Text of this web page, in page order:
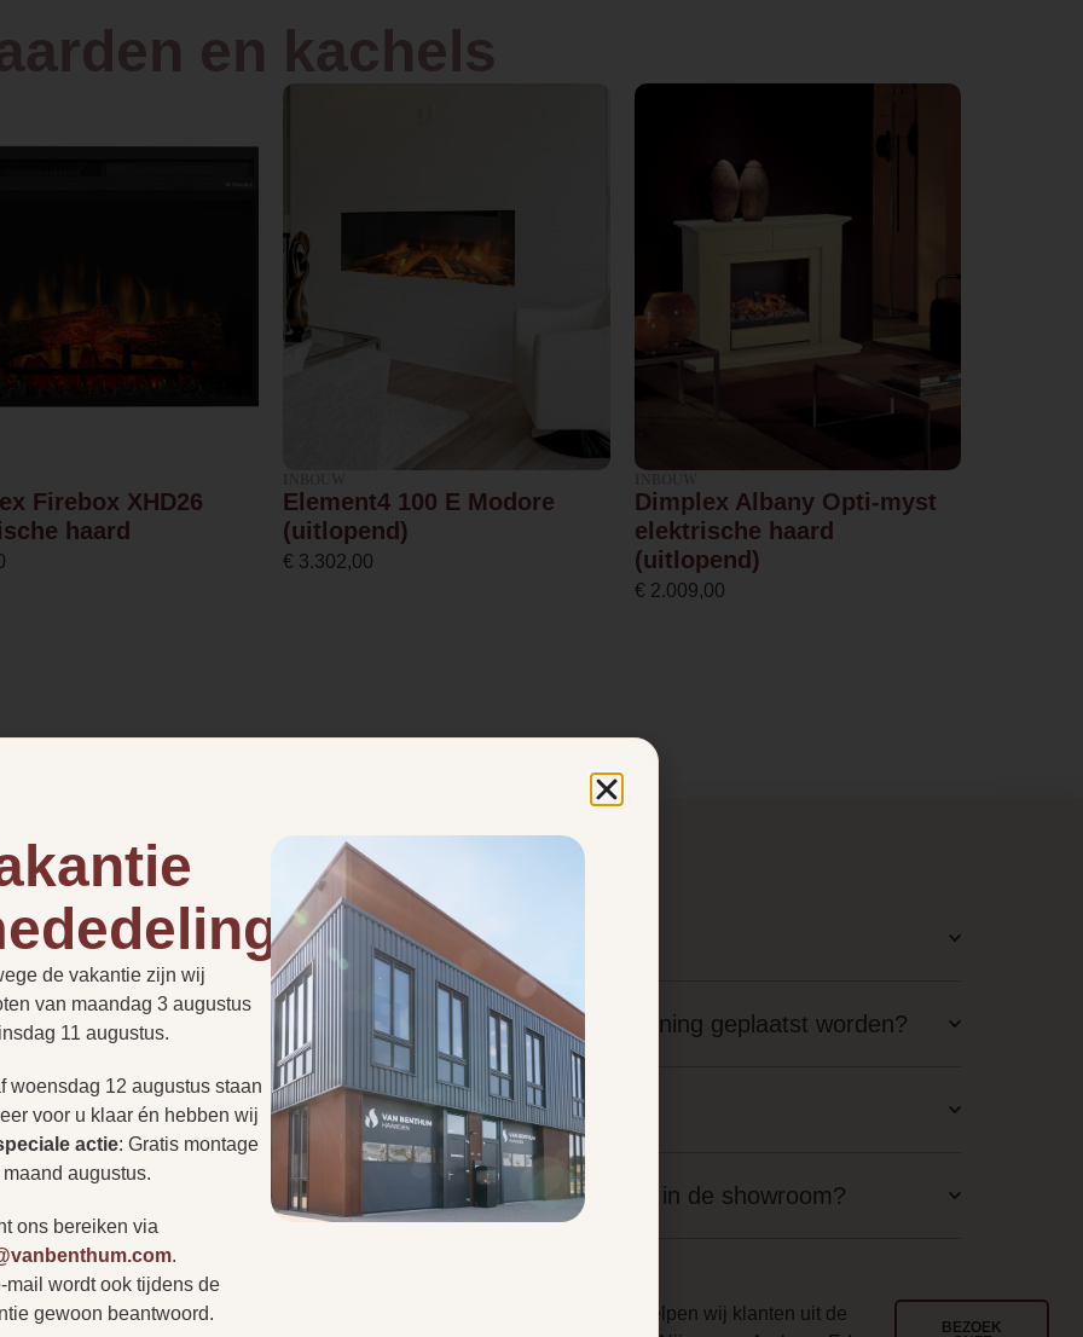
LED
Ja, met verwarmingsfunctie
38.2
2.0
67.6 cm
58.8 cm
41.5 cm
en kachels
Firebox XHD26
haard
Element4 100 E Modore
(uitlopend)
€ 3.302,00
Dimplex Albany Opti-myst
elektrische haard
(uitlopend)
€ 2.009,00
vaak vragen op.
nu gaat over de
we hebben
voor u op een rij
tussen? Neem
of bezoek onze
persoonlijk advies.
PLAN EEN
PERSOONLIJK
ADVIESGESPREK
Hoe lang duurt een installatie?
Kan een haard in een bestaande woning geplaatst worden?
Heb ik altijd een rookkanaal nodig?
Kan ik zonder afspraak langskomen in de showroom?
Al jarenlang helpen wij klanten uit de
BEZOEK
de vakantie zijn wij
van maandag 3 augustus
11 augustus.
woensdag 12 augustus staan
voor u klaar én hebben wij
actie: Gratis montage
maand augustus.
ons bereiken via
.
mail wordt ook tijdens de
gewoon beantwoord.